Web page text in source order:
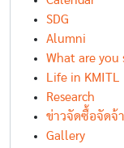
SDG
Alumni
What are you
Life in KMITL
Research
ข่าวจัดซื้อจัดจ้
Gallery